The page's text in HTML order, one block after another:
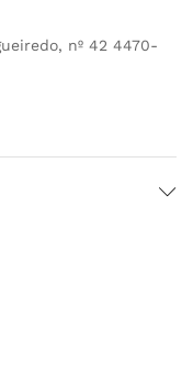
nº 42 4470-